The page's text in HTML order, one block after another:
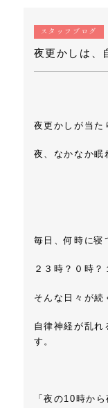
スタッフブログ
夜更かしは、
夜更かしが当た
夜、なかなか眠
毎日、何時に寝
２３時？０時？
そんな日々が続
自律神経が乱れ
す。
「夜の10時か